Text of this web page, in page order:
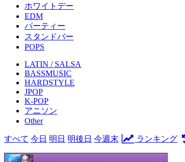
ホワイトデー
EDM
パーティー
スタンドバー
POPS
LATIN / SALSA
BASSMUSIC
HARDSTYLE
JPOP
K-POP
アニソン
Other
すべて 今日 明日 明後日 今週末 ランキング